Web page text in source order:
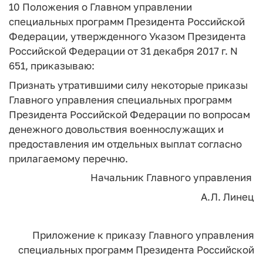
10 Положения о Главном управлении
специальных программ Президента Российской
Федерации, утвержденного Указом Президента
Российской Федерации от 31 декабря 2017 г. N
651, приказываю:
Признать утратившими силу некоторые приказы
Главного управления специальных программ
Президента Российской Федерации по вопросам
денежного довольствия военнослужащих и
предоставления им отдельных выплат согласно
прилагаемому перечню.
Начальник Главного управления
А.Л. Линец
Приложение к приказу Главного управления
специальных программ Президента Российской